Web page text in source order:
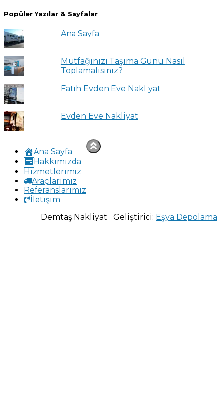
Popüler Yazılar & Sayfalar
Ana Sayfa
Mutfağınızı Taşıma Günü Nasıl
Toplamalısınız?
Fatih Evden Eve Nakliyat
Evden Eve Nakliyat
Ana Sayfa
Hakkımızda
Hizmetlerimiz
Araçlarımız
Referanslarımız
İletişim
Demtaş Nakliyat | Geliştirici: Eşya Depolama